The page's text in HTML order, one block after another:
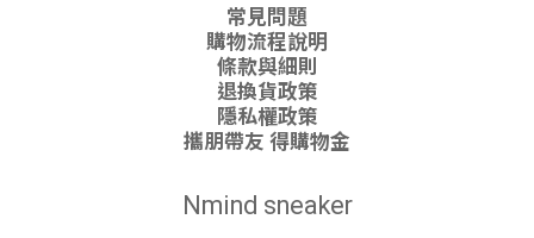
常見問題
購物流程說明
條款與細則
退換貨政策
隱私權政策
攜朋帶友 得購物金
Nmind sneaker